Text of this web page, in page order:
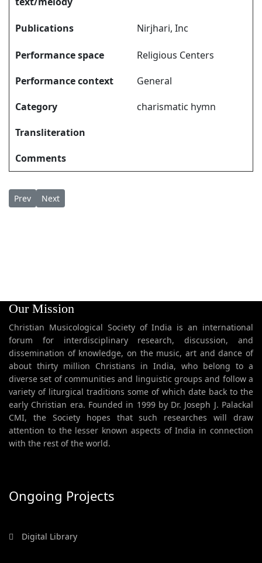
Publications Nirjhari, Inc
Performance space
Religious Centers
Performance context
General
Category
charismatic hymn
Transliteration
Comments
Previous article: Jayaghoshitha ജയഘോഷിത
Prev Next article: Jayamariyambike ജയമരിയാംബികേ
Next
Our Mission
Christian Musicological Society of India is an international
forum for interdisciplinary research, discussion, and
dissemination of knowledge, on the music, art and dance of
about thirty million Christians in India, who belong to a
diverse set of communities and linguistic groups and follow a
variety of liturgical traditions some of which date back to the
early Christian era. Founded in 1999 by Dr. Joseph J. Palackal
CMI, the Society hopes that such researches will draw
attention to the lesser known aspects of India in connection
with the rest of the world.
Ongoing Projects
Digital Library